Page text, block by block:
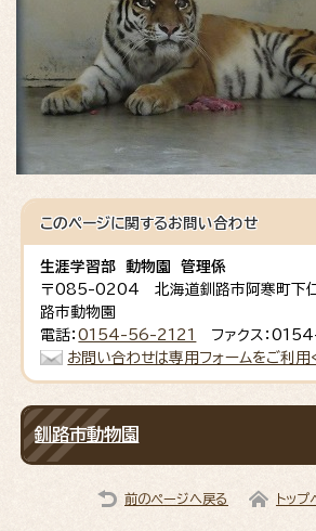
このページに関するお問い合わせ
生涯学習部 動物園 管理係
〒085-0204 北海道釧路市阿寒町下
路市動物園
電話：0154-56-2121
ファクス：
お問い合わせは専用フォームをご利用
釧路市動物園
前のページへ戻る トッ